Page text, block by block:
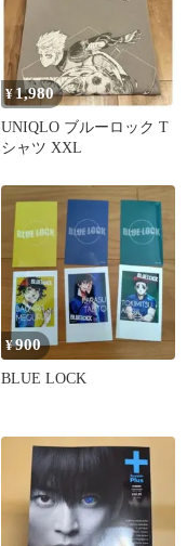
¥1,980
UNIQLO ブルーロック T
シャツ XXL
¥900
BLUE LOCK